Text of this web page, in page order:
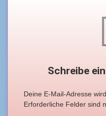
Schreibe
Deine E-Mail-Adresse
Erforderliche Felder sind